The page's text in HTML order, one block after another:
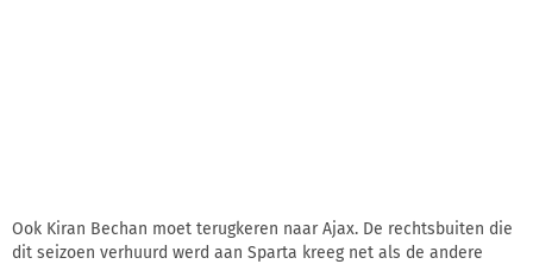
Ook Kiran Bechan moet terugkeren naar Ajax. De rechtsbuiten die
dit seizoen verhuurd werd aan Sparta kreeg net als de andere